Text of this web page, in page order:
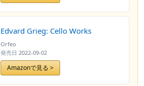
Edvard Grieg: Cello Works
Orfeo
発売日 2022-09-02
Amazonで見る >